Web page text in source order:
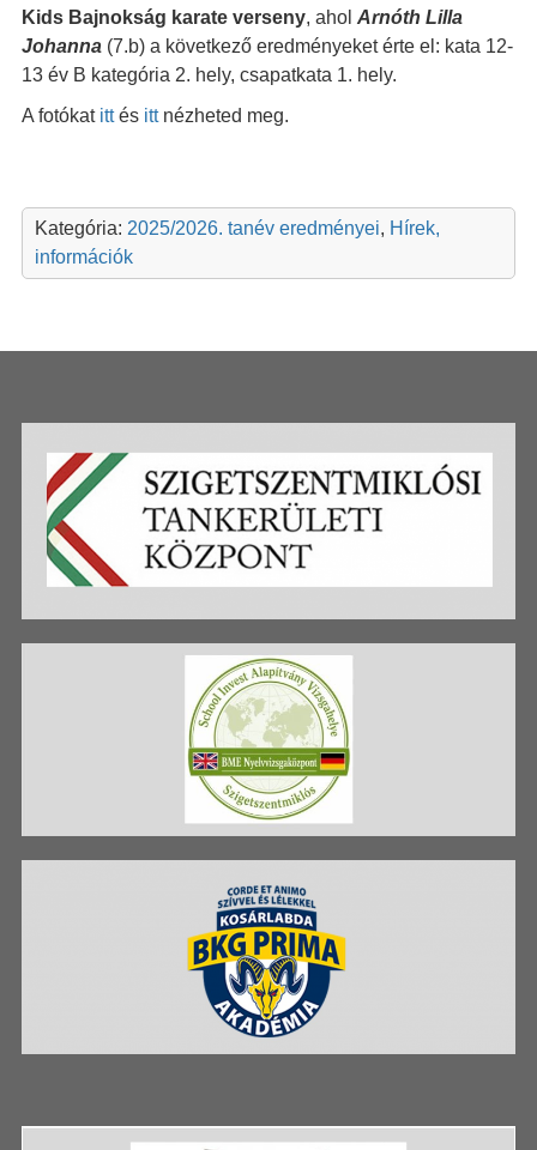
Kids Bajnokság karate verseny, ahol Arnóth Lilla
Johanna(7.b) a következő eredményeket érte el: kata 12-
13 év B kategória 2. hely, csapatkata 1. hely.
A fotókat ittés ittnézheted meg.
Kategória: 2025/2026. tanév eredményei, Hírek,
információk